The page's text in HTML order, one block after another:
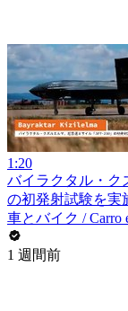
1:20
バイラクタル・ク
の初発射試験を実
車とバイク / Carro
1 週間前